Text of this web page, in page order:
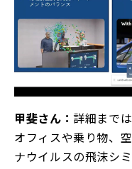
甲斐さん： 詳細まで
オフィスや乗り物、
ナウイルスの飛沫シ